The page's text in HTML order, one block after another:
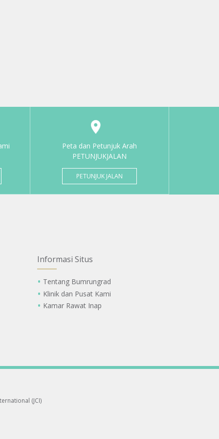
Peta dan Petunjuk Arah
PETUNJUKJALAN
PETUNJUK JALAN
Informasi Situs
Tentang Bumrungrad
Klinik dan Pusat Kami
Kamar Rawat Inap
(JCI)